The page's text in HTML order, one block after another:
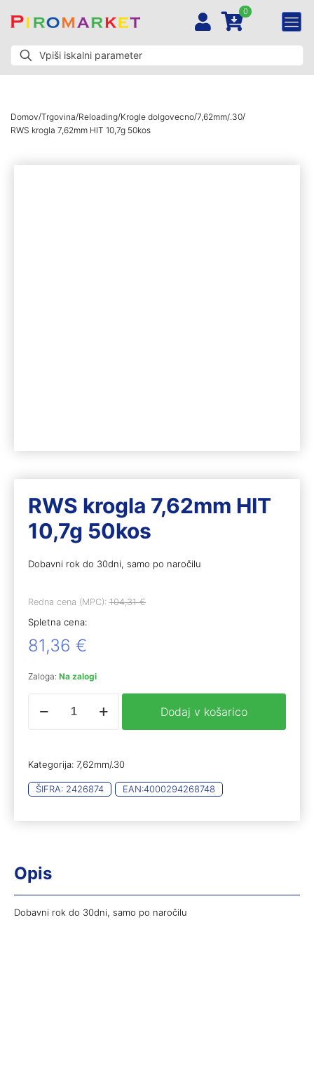
0
Domov/Trgovina/Reloading/Krogle dolgovecno/7,62mm/.30/
RWS krogla 7,62mm HIT 10,7g 50kos
RWS krogla 7,62mm HIT
10,7g 50kos
Dobavni rok do 30dni, samo po naročilu
Redna cena (MPC): 104,31€
Spletna cena:
81,36 €
Zaloga: Na zalogi
krogla
50kos
Dodaj v košarico
Kategorija: 7,62mm/.30
ŠIFRA: 2426874 EAN:4000294268748
Opis
Dobavni rok do 30dni, samo po naročilu